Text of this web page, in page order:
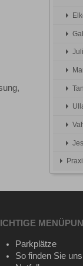
Parkplätze
So finden Sie uns